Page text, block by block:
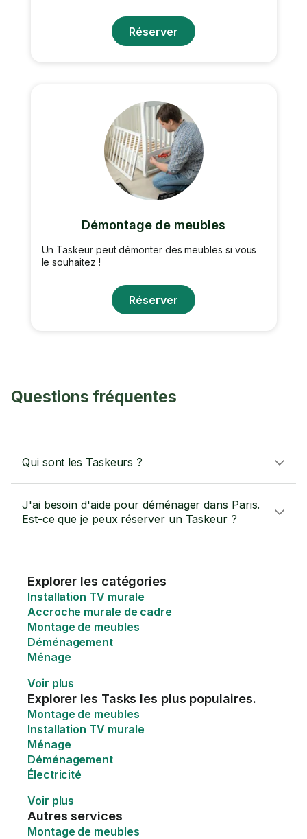
Réserver
Démontage de meubles
Un Taskeur peut démonter des meubles si vous
le souhaitez !
Réserver
Questions fréquentes
Qui sont les Taskeurs ?
J'ai besoin d'aide pour déménager dans Paris.
Est-ce que je peux réserver un Taskeur ?
Explorer les catégories
Installation TV murale
Accroche murale de cadre
Montage de meubles
Déménagement
Ménage
Voir plus
Explorer les Tasks les plus populaires.
Montage de meubles
Installation TV murale
Ménage
Déménagement
Électricité
Voir plus
Autres services
Montage de meubles